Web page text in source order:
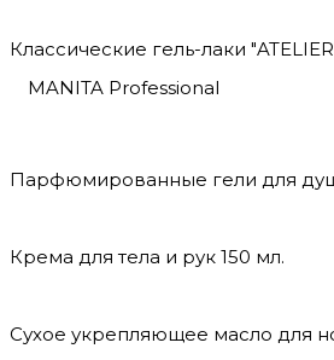
Классические гель-лаки
MANITA Professional
Парфюмированные гели для
Крема для тела и рук 150 мл.
Сухое укрепляющее масло для